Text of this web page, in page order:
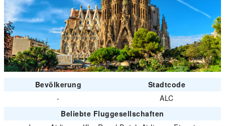
Bevölkerung
Stadtcode
-
ALC
Beliebte Fluggesellschaften